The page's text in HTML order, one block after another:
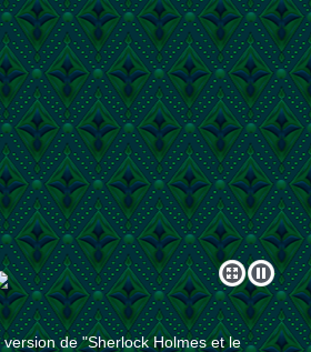
de "Sherlock Holmes et le